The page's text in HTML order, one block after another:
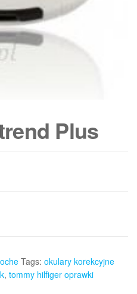
Plus
Tags: okulary korekcyjne
, tommy hilfiger oprawki